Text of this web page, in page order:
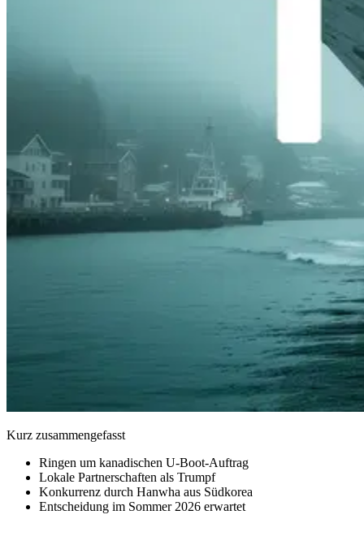
Kurz zusammengefasst
Ringen um kanadischen U-Boot-Auftrag
Lokale Partnerschaften als Trumpf
Konkurrenz durch Hanwha aus Südkorea
Entscheidung im Sommer 2026 erwartet